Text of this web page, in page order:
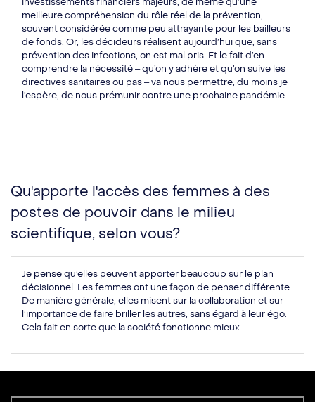
meilleure compréhension du rôle réel de la prévention,
souvent considérée comme peu attrayante pour les bailleurs
de fonds. Or, les décideurs réalisent aujourd’hui que, sans
prévention des infections, on est mal pris. Et le fait d’en
comprendre la nécessité ‒ qu’on y adhère et qu’on suive les
directives sanitaires ou pas ‒ va nous permettre, du moins je
l’espère, de nous prémunir contre une prochaine pandémie.
Qu'apporte l'accès des femmes à des
postes de pouvoir dans le milieu
scientifique, selon vous?
Je pense qu’elles peuvent apporter beaucoup sur le plan
décisionnel. Les femmes ont une façon de penser différente.
De manière générale, elles misent sur la collaboration et sur
l’importance de faire briller les autres, sans égard à leur égo.
Cela fait en sorte que la société fonctionne mieux.